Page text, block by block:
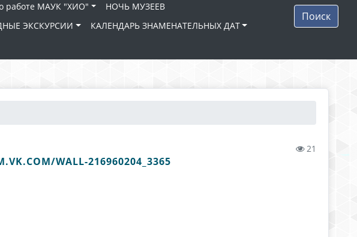
работе МАУК "ХИО"
НОЧЬ МУЗЕЕВ
ЭКСКУРСИИ
КАЛЕНДАРЬ ЗНАМЕНАТЕЛЬНЫХ ДАТ
Поиск
21
WALL-216960204_3365